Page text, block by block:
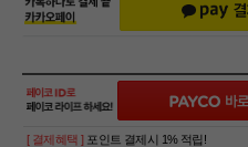
[ 결제혜택 ] 포인트 결제시 1% 적립!